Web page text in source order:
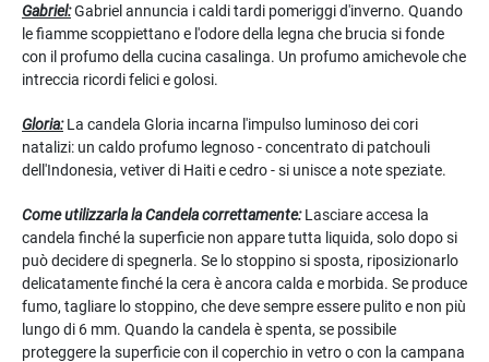
Gabriel:Gabriel annuncia i caldi tardi pomeriggi d'inverno. Quando
le fiamme scoppiettano e l'odore della legna che brucia si fonde
con il profumo della cucina casalinga. Un profumo amichevole che
intreccia ricordi felici e golosi.
Gloria:La candela Gloria incarna l'impulso luminoso dei cori
natalizi: un caldo profumo legnoso - concentrato di patchouli
dell'Indonesia, vetiver di Haiti e cedro - si unisce a note speziate.
Come utilizzarla la Candela correttamente:Lasciare accesa la
candela finché la superficie non appare tutta liquida, solo dopo si
può decidere di spegnerla. Se lo stoppino si sposta, riposizionarlo
delicatamente finché la cera è ancora calda e morbida. Se produce
fumo, tagliare lo stoppino, che deve sempre essere pulito e non più
lungo di 6 mm. Quando la candela è spenta, se possibile
proteggere la superficie con il coperchio in vetro o con la campana